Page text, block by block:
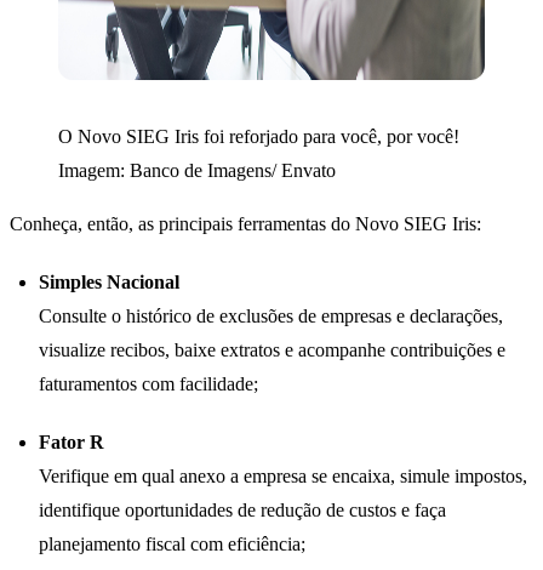
O Novo SIEG Iris foi reforjado para você, por você!
Imagem: Banco de Imagens/ Envato
Conheça, então, as principais ferramentas do Novo SIEG Iris:
Simples Nacional
Consulte o histórico de exclusões de empresas e declarações,
visualize recibos, baixe extratos e acompanhe contribuições e
faturamentos com facilidade;
Fator R
Verifique em qual anexo a empresa se encaixa, simule impostos,
identifique oportunidades de redução de custos e faça
planejamento fiscal com eficiência;